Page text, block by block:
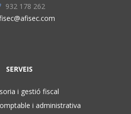
932 178 262
SERVEIS
i gestió fiscal
i administrativa